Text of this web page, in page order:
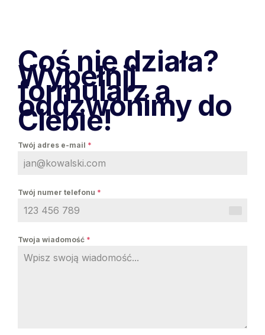
Coś nie działa?
Wypełnij
formularz a
oddzwonimy do
Ciebie!
Twój adres e-mail *
Twój numer telefonu *
Twoja wiadomość *